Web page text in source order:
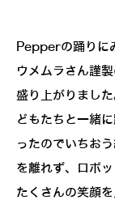
Pepperの踊りに
ウメムラさん謹
盛り上がりまし
どもたちと一緒
ったのでいちお
を離れず、ロボ
たくさんの笑顔